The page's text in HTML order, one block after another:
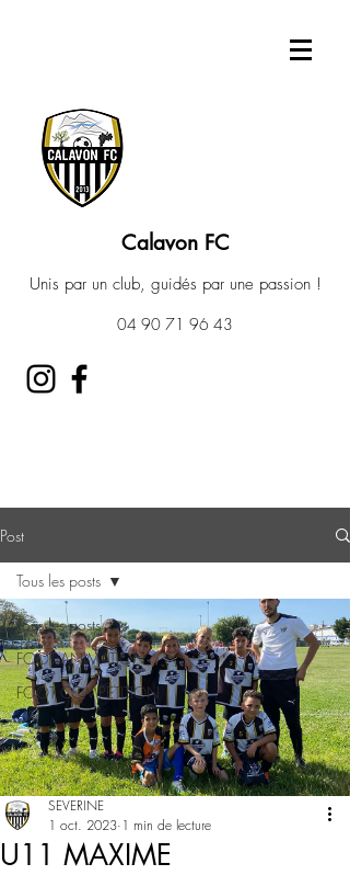
Calavon FC
Unis par un club, guidés par une passion !
04 90 71 96 43
Post
Tous les posts
FOOT ANIMATION
FOOT COMPETITION
Tous les posts
U11 MAXIME
SEVERINE
1 oct. 2023 1 min de lecture